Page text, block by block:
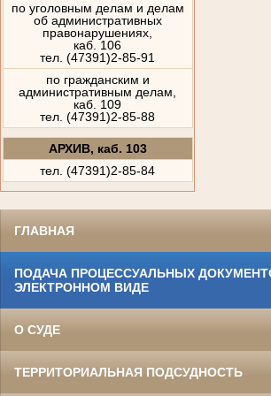
по уголовным делам и делам
об административных
правонарушениях,
каб. 106
тел. (47391)2-85-91
по гражданским и
административным делам,
каб. 109
тел. (47391)2-85-88
АРХИВ, каб. 103
тел. (47391)2-85-84
ГЛАВНАЯ
ПОДАЧА ПРОЦЕССУАЛЬНЫХ
ЭЛЕКТРОННОМ ВИДЕ
О СУДЕ
ТЕРРИТОРИАЛЬНАЯ ПОДСУДНОСТЬ